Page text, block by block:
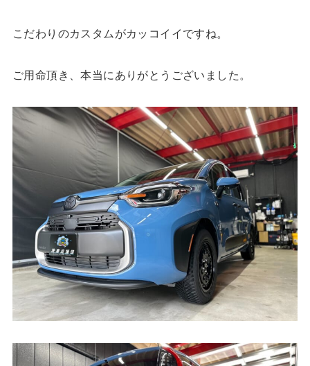
こだわりのカスタムがカッコイイですね。
ご用命頂き、本当にありがとうございました。